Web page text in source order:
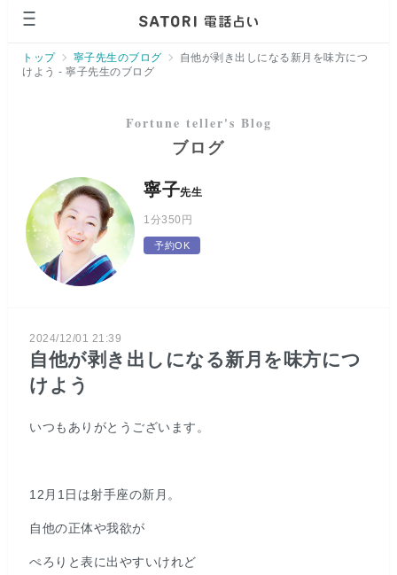
トップ 寧子先生のブログ
自他が剥き出しになる新月を味方につ
けよう - 寧子先生のブログ
ブログ
寧子先生
1分350円
予約OK
2024/12/01 21:39
自他が剥き出しになる新月を味方につ
けよう
いつもありがとうございます。
12月1日は射手座の新月。
自他の正体や我欲が
ぺろりと表に出やすいけれど